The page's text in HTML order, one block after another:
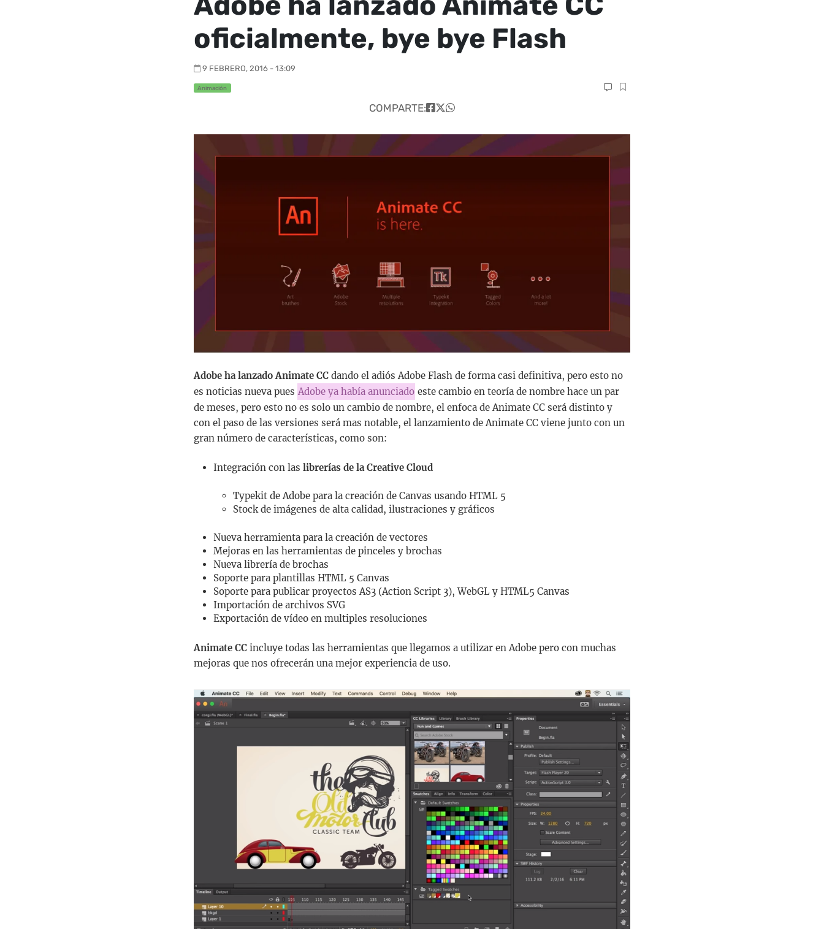
oficialmente, bye bye Flash
9 FEBRERO, 2016 - 13:09
Animación
COMPARTE:
Adobe ha lanzado Animate CC dando el adiós Adobe Flash de forma casi definitiva, pero esto no
es noticias nueva pues Adobe ya había anunciado este cambio en teoría de nombre hace un par
de meses, pero esto no es solo un cambio de nombre, el enfoca de Animate CC será distinto y
con el paso de las versiones será mas notable, el lanzamiento de Animate CC viene junto con un
gran número de características, como son:
Integración con las librerías de la Creative Cloud
Typekit de Adobe para la creación de Canvas usando HTML 5
Stock de imágenes de alta calidad, ilustraciones y gráficos
Nueva herramienta para la creación de vectores
Mejoras en las herramientas de pinceles y brochas
Nueva librería de brochas
Soporte para plantillas HTML 5 Canvas
Soporte para publicar proyectos AS3 (Action Script 3), WebGL y HTML5 Canvas
Importación de archivos SVG
Exportación de vídeo en multiples resoluciones
Animate CC incluye todas las herramientas que llegamos a utilizar en Adobe pero con muchas
mejoras que nos ofrecerán una mejor experiencia de uso.